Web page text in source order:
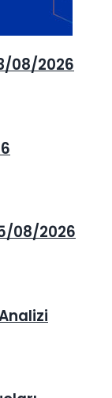
08/2026
08/2026